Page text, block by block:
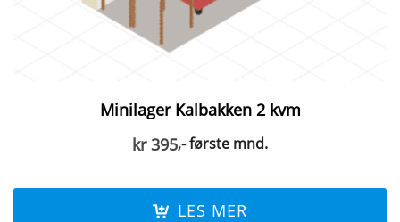
Minilager Kalbakken 2 kvm
kr395,- første mnd.
LES MER